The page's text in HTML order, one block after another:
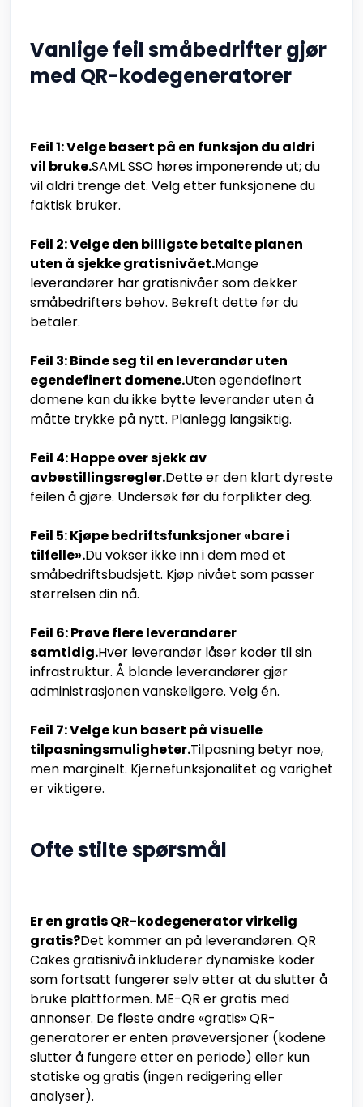
Vanlige feil småbedrifter gjør
med QR-kodegeneratorer
Feil 1: Velge basert på en funksjon du aldri
vil bruke.SAML SSO høres imponerende ut; du
vil aldri trenge det. Velg etter funksjonene du
faktisk bruker.
Feil 2: Velge den billigste betalte planen
uten å sjekke gratisnivået.Mange
leverandører har gratisnivåer som dekker
småbedrifters behov. Bekreft dette før du
betaler.
Feil 3: Binde seg til en leverandør uten
egendefinert domene.Uten egendefinert
domene kan du ikke bytte leverandør uten å
måtte trykke på nytt. Planlegg langsiktig.
Feil 4: Hoppe over sjekk av
avbestillingsregler.Dette er den klart dyreste
feilen å gjøre. Undersøk før du forplikter deg.
Feil 5: Kjøpe bedriftsfunksjoner «bare i
tilfelle».Du vokser ikke inn i dem med et
småbedriftsbudsjett. Kjøp nivået som passer
størrelsen din nå.
Feil 6: Prøve flere leverandører
samtidig.Hver leverandør låser koder til sin
infrastruktur. Å blande leverandører gjør
administrasjonen vanskeligere. Velg én.
Feil 7: Velge kun basert på visuelle
tilpasningsmuligheter.Tilpasning betyr noe,
men marginelt. Kjernefunksjonalitet og varighet
er viktigere.
Ofte stilte spørsmål
Er en gratis QR-kodegenerator virkelig
gratis?Det kommer an på leverandøren. QR
Cakes gratisnivå inkluderer dynamiske koder
som fortsatt fungerer selv etter at du slutter å
bruke plattformen. ME-QR er gratis med
annonser. De fleste andre «gratis» QR-
generatorer er enten prøveversjoner (kodene
slutter å fungere etter en periode) eller kun
statiske og gratis (ingen redigering eller
analyser).